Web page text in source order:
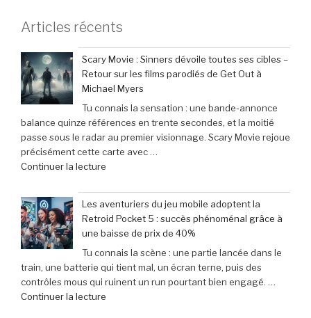
Articles récents
Scary Movie : Sinners dévoile toutes ses cibles –
Retour sur les films parodiés de Get Out à
Michael Myers
Tu connais la sensation : une bande-annonce
balance quinze références en trente secondes, et la moitié
passe sous le radar au premier visionnage. Scary Movie rejoue
précisément cette carte avec …
Continuer la lecture
Movie
:
Sinners
dévoile
toutes
ses
cibles
Les aventuriers du jeu mobile adoptent la
Retroid Pocket 5 : succès phénoménal grâce à
une baisse de prix de 40%
Tu connais la scène : une partie lancée dans le
train, une batterie qui tient mal, un écran terne, puis des
contrôles mous qui ruinent un run pourtant bien engagé. …
Continuer la lecture